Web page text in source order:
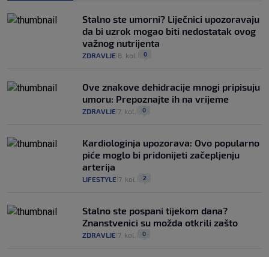
Stalno ste umorni? Liječnici upozoravaju
da bi uzrok mogao biti nedostatak ovog
važnog nutrijenta
ZDRAVLJE 8. kol. 0
Ove znakove dehidracije mnogi pripisuju
umoru: Prepoznajte ih na vrijeme
ZDRAVLJE 7. kol. 0
Kardiologinja upozorava: Ovo popularno
piće moglo bi pridonijeti začepljenju
arterija
LIFESTYLE 7. kol. 2
Stalno ste pospani tijekom dana?
Znanstvenici su možda otkrili zašto
ZDRAVLJE 7. kol. 0